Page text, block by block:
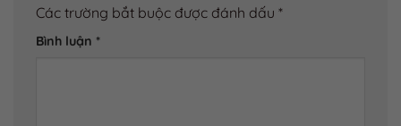
Các trường bắt buộc được đánh dấu *
Bình luận *